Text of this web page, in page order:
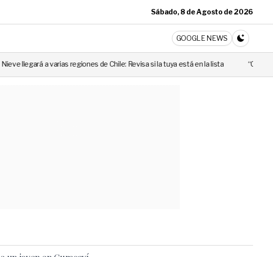
Sábado, 8 de Agosto de 2026
Noticia
GOOGLE NEWS
CAMBIA A
de Chile: Revisa si la tuya está en la lista “Cuando alguien utiliza mal